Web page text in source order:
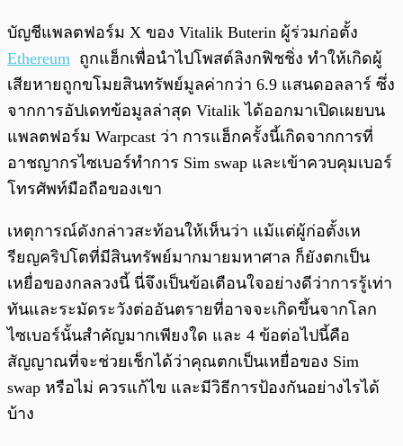
บัญชีแพลตฟอร์ม X ของ Vitalik Buterin ผู้ร่วมก่อตั้ง
Ethereum ถูกแฮ็กเพื่อนำไปโพสต์ลิงกฟิชชิ่ง ทำให้เกิดผู้
เสียหายถูกขโมยสินทรัพย์มูลค่ากว่า 6.9 แสนดอลลาร์ ซึ่ง
จากการอัปเดทข้อมูลล่าสุด Vitalik ได้ออกมาเปิดเผยบน
แพลตฟอร์ม Warpcast ว่า การแฮ็กครั้งนี้เกิดจากการที่
อาชญากรไซเบอร์ทำการ Sim swap และเข้าควบคุมเบอร์
โทรศัพท์มือถือของเขา
เหตุการณ์ดังกล่าวสะท้อนให้เห็นว่า แม้แต่ผู้ก่อตั้งเห
รียญคริปโตที่มีสินทรัพย์มากมายมหาศาล ก็ยังตกเป็น
เหยื่อของกลลวงนี้ นี่จึงเป็นข้อเตือนใจอย่างดีว่าการรู้เท่า
ทันและระมัดระวังต่ออันตรายที่อาจจะเกิดขึ้นจากโลก
ไซเบอร์นั้นสำคัญมากเพียงใด และ 4 ข้อต่อไปนี้คือ
สัญญาณที่จะช่วยเช็กได้ว่าคุณตกเป็นเหยื่อของ Sim
swap หรือไม่ ควรแก้ไข และมีวิธีการป้องกันอย่างไรได้
บ้าง